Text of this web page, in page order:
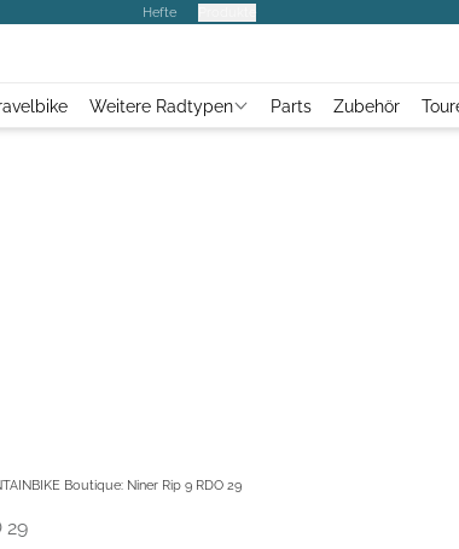
Hefte
Weitere Radtypen Parts Zubehör
Boutique: Niner Rip 9 RDO 29
29